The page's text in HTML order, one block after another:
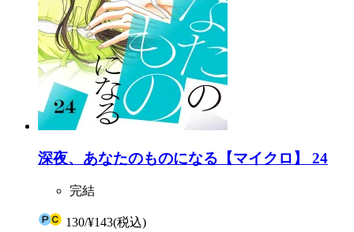
深夜、あなたのものになる【マイクロ】 24
完結
130/¥143(税込)